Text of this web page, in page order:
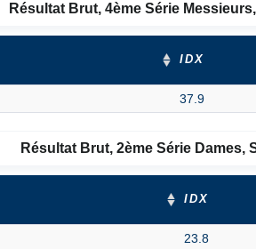
Résultat Brut, 4ème Série
IDX
37.9
Résultat Brut, 2ème Série Dames,
IDX
23.8